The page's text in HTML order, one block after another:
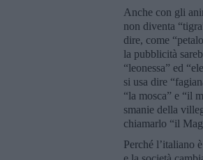
Anche con gli
non diventa
dire, come
la pubblicità
“leonessa” ed
si usa dire
“la mosca” e “il
smanie della
chiamarlo “il
Perché l’italiano